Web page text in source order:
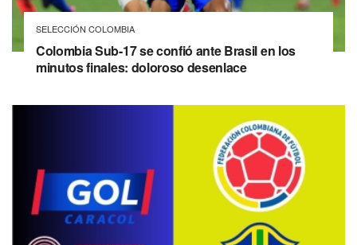
SELECCIÓN COLOMBIA
Colombia Sub-17 se confió ante Brasil en los
minutos finales: doloroso desenlace